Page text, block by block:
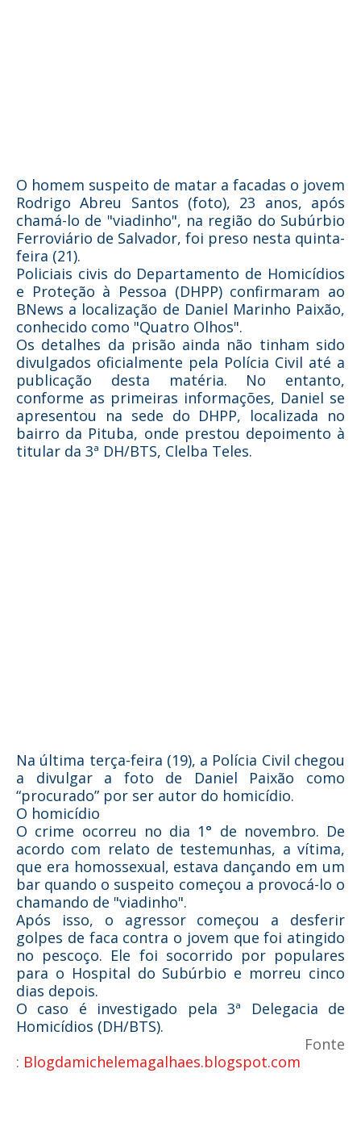
O homem suspeito de matar a facadas o jovem
Rodrigo Abreu Santos (foto), 23 anos, após
chamá-lo de "viadinho", na região do Subúrbio
Ferroviário de Salvador, foi preso nesta quinta-
feira (21).
Policiais civis do Departamento de Homicídios
e Proteção à Pessoa (DHPP) confirmaram ao
BNews a localização de Daniel Marinho Paixão,
conhecido como "Quatro Olhos".
Os detalhes da prisão ainda não tinham sido
divulgados oficialmente pela Polícia Civil até a
publicação desta matéria. No entanto,
conforme as primeiras informações, Daniel se
apresentou na sede do DHPP, localizada no
bairro da Pituba, onde prestou depoimento à
titular da 3ª DH/BTS, Clelba Teles.
Na última terça-feira (19), a Polícia Civil chegou
a divulgar a foto de Daniel Paixão como
“procurado” por ser autor do homicídio.
O homicídio
O crime ocorreu no dia 1° de novembro. De
acordo com relato de testemunhas, a vítima,
que era homossexual, estava dançando em um
bar quando o suspeito começou a provocá-lo o
chamando de "viadinho".
Após isso, o agressor começou a desferir
golpes de faca contra o jovem que foi atingido
no pescoço. Ele foi socorrido por populares
para o Hospital do Subúrbio e morreu cinco
dias depois.
O caso é investigado pela 3ª Delegacia de
Homicídios (DH/BTS).
Fonte
: Blogdamichelemagalhaes.blogspot.com